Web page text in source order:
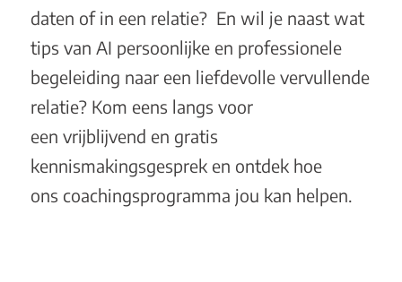
daten of in een relatie? En wil je naast wat
tips van AI persoonlijke en professionele
begeleiding naar een liefdevolle vervullende
relatie? Kom eens langs voor
een vrijblijvend en gratis
kennismakingsgespreken ontdek hoe
ons coachingsprogramma jou kan helpen.